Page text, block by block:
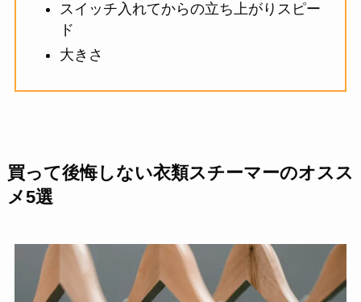
スイッチ入れてからの立ち上がりスピー
ド
大きさ
買って後悔しない衣類スチーマーのオスス
メ5選